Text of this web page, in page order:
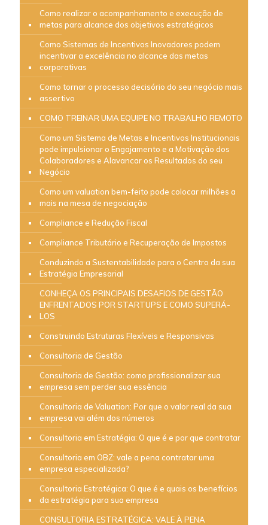
Como realizar o acompanhamento e execução de
metas para alcance dos objetivos estratégicos
Como Sistemas de Incentivos Inovadores podem
incentivar a excelência no alcance das metas
corporativas
Como tornar o processo decisório do seu negócio mais
assertivo
COMO TREINAR UMA EQUIPE NO TRABALHO REMOTO
Como um Sistema de Metas e Incentivos Institucionais
pode impulsionar o Engajamento e a Motivação dos
Colaboradores e Alavancar os Resultados do seu
Negócio
Como um valuation bem-feito pode colocar milhões a
mais na mesa de negociação
Compliance e Redução Fiscal
Compliance Tributário e Recuperação de Impostos
Conduzindo a Sustentabilidade para o Centro da sua
Estratégia Empresarial
CONHEÇA OS PRINCIPAIS DESAFIOS DE GESTÃO
ENFRENTADOS POR STARTUPS E COMO SUPERÁ-
LOS
Construindo Estruturas Flexíveis e Responsivas
Consultoria de Gestão
Consultoria de Gestão: como profissionalizar sua
empresa sem perder sua essência
Consultoria de Valuation: Por que o valor real da sua
empresa vai além dos números
Consultoria em Estratégia: O que é e por que contratar
Consultoria em OBZ: vale a pena contratar uma
empresa especializada?
Consultoria Estratégica: O que é e quais os benefícios
da estratégia para sua empresa
CONSULTORIA ESTRATÉGICA: VALE À PENA